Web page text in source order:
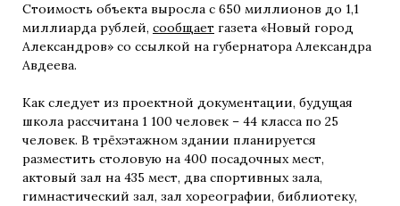
Стоимость объекта выросла с 650 миллионов до 1,1
миллиарда рублей, сообщает газета «Новый город
Александров» со ссылкой на губернатора Александра
Авдеева.
Как следует из проектной документации, будущая
школа рассчитана 1 100 человек – 44 класса по 25
человек. В трёхэтажном здании планируется
разместить столовую на 400 посадочных мест,
актовый зал на 435 мест, два спортивных зала,
гимнастический зал, зал хореографии, библиотеку,